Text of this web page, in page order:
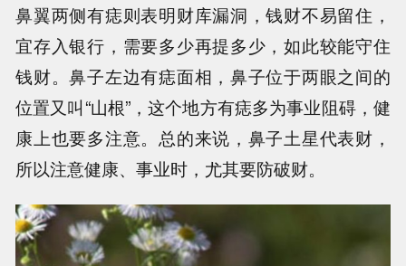
鼻翼两侧有痣则表明财库漏洞，钱财不易留住，
宜存入银行，需要多少再提多少，如此较能守住
钱财。鼻子左边有痣面相，鼻子位于两眼之间的
位置又叫“山根”，这个地方有痣多为事业阻碍，健
康上也要多注意。总的来说，鼻子土星代表财，
所以注意健康、事业时，尤其要防破财。